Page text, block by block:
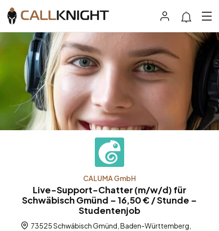
CALUMA GmbH
Live-Support-Chatter (m/w/d) für
Schwäbisch Gmünd – 16,50 € / Stunde –
Studentenjob
73525 Schwäbisch Gmünd, Baden-Württemberg,